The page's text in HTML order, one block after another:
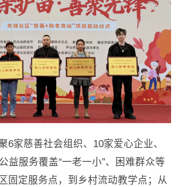
6家慈善社会组织、10家爱心企业、
益服务覆盖“一老一小”、困难群众等
固定服务点，到乡村流动教学点；从